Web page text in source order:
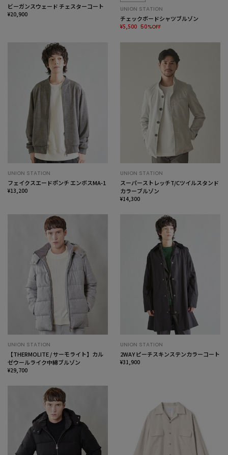
ビーガンスウェード チェスターコート
¥20,900
UNION STATION
チェックボードシャツブルゾン
¥5,500 50%OFF
UNION STATION
フェイクスエードポンチ エンボスMA-1
¥13,200
UNION STATION
スーパーストレッチT/Cツイルスタンド
カラーブルゾン
¥14,300
UNION STATION
【THERMOLITE / サーモライト】カル
ゼウールライク中綿ブルゾン
¥29,700
UNION STATION
2WAY ピーチスキンステンカラーコート
¥31,900